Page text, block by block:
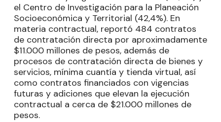
el Centro de Investigación para la Planeación
Socioeconómica y Territorial (42,4%). En
materia contractual, reportó 484 contratos
de contratación directa por aproximadamente
$11.000 millones de pesos, además de
procesos de contratación directa de bienes y
servicios, mínima cuantía y tienda virtual, así
como contratos financiados con vigencias
futuras y adiciones que elevan la ejecución
contractual a cerca de $21.000 millones de
pesos.